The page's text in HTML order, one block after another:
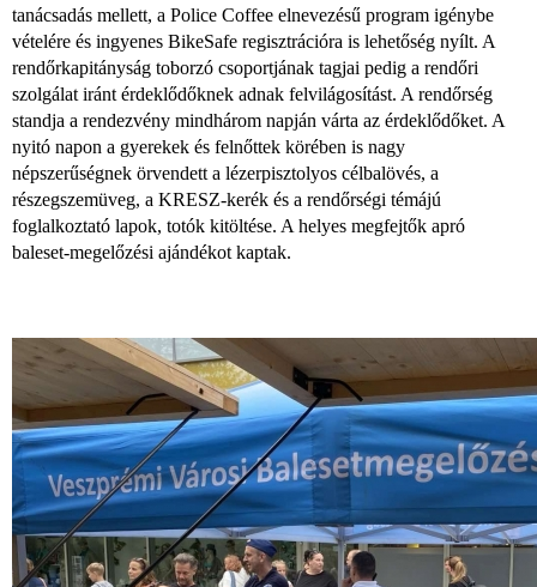
tanácsadás mellett, a Police Coffee elnevezésű program igénybe
vételére és ingyenes BikeSafe regisztrációra is lehetőség nyílt. A
rendőrkapitányság toborzó csoportjának tagjai pedig a rendőri
szolgálat iránt érdeklődőknek adnak felvilágosítást. A rendőrség
standja a rendezvény mindhárom napján várta az érdeklődőket. A
nyitó napon a gyerekek és felnőttek körében is nagy
népszerűségnek örvendett a lézerpisztolyos célbalövés, a
részegszemüveg, a KRESZ-kerék és a rendőrségi témájú
foglalkoztató lapok, totók kitöltése. A helyes megfejtők apró
baleset-megelőzési ajándékot kaptak.